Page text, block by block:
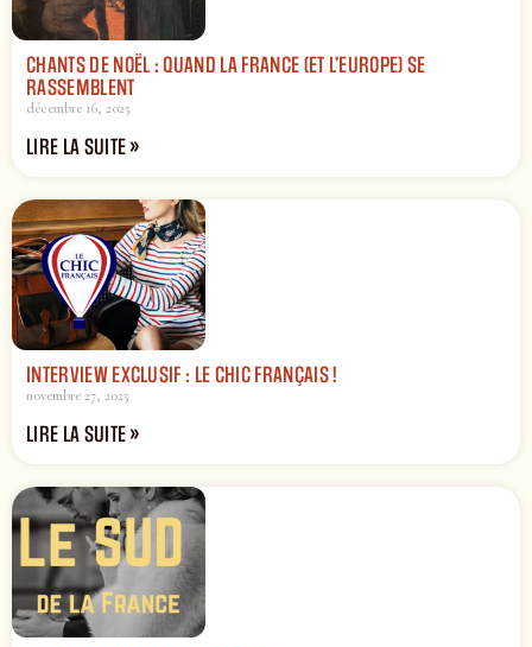
CHANTS DE NOËL : QUAND LA FRANCE (ET L’EUROPE) SE
RASSEMBLENT
décembre 16, 2025
LIRE LA SUITE »
INTERVIEW EXCLUSIF : LE CHIC FRANÇAIS !
novembre 27, 2025
LIRE LA SUITE »